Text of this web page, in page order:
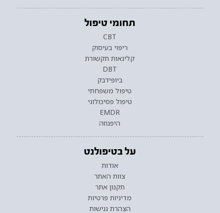
תחומי טיפול
CBT
ריפוי בעיסוק
קלינאות תקשורת
DBT
ביופידבק
טיפול משפחתי
טיפול פסיכולוגי
EMDR
היפנוזה
על בטיפולנט
אודות
צוות האתר
תקנון אתר
מדיניות פרטיות
הצהרת נגישות